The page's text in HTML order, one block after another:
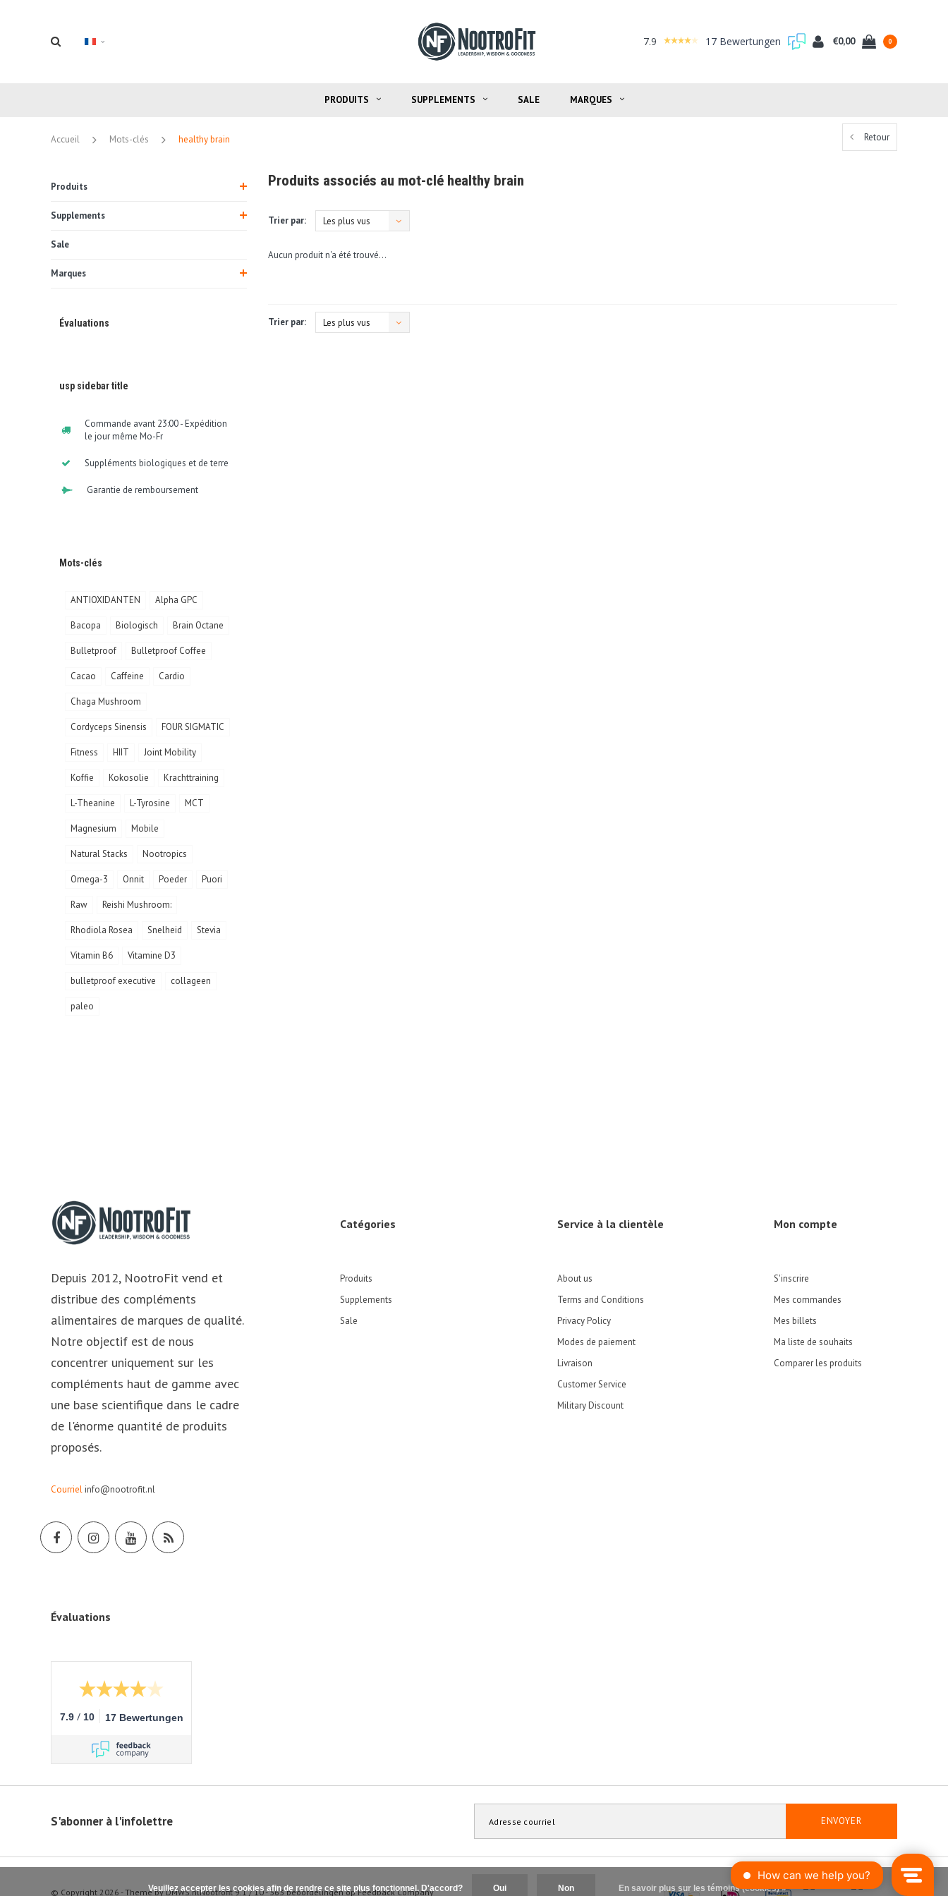
7.9 17 Bewertungen €0,00 0
PRODUITS SUPPLEMENTS SALE MARQUES
Accueil Mots-clés healthy brain Retour
Produits
Supplements
Sale
Marques
Évaluations
usp sidebar title
Commande avant 23:00 - Expédition
le jour même Mo-Fr
Suppléments biologiques et de terre
Garantie de remboursement
Mots-clés
ANTIOXIDANTEN Alpha GPC
Bacopa Biologisch Brain Octane
Bulletproof Bulletproof Coffee
Cacao Caffeine Cardio
Chaga Mushroom
Cordyceps Sinensis FOUR SIGMATIC
Fitness HIIT Joint Mobility
Koffie Kokosolie Krachttraining
L-Theanine L-Tyrosine MCT
Magnesium Mobile
Natural Stacks Nootropics
Omega-3 Onnit Poeder Puori
Raw Reishi Mushroom:
Rhodiola Rosea Snelheid Stevia
Vitamin B6 Vitamine D3
bulletproof executive collageen
paleo
Produits associés au mot-clé healthy brain
Trier par: Les plus vus
Aucun produit n'a été trouvé...
Trier par: Les plus vus
Depuis 2012, NootroFit vend et
distribue des compléments
alimentaires de marques de qualité.
Notre objectif est de nous
concentrer uniquement sur les
compléments haut de gamme avec
une base scientifique dans le cadre
de l'énorme quantité de produits
proposés.
Courrielinfo@nootrofit.nl
Catégories
Produits
Supplements
Sale
Service à la clientèle
About us
Terms and Conditions
Privacy Policy
Modes de paiement
Livraison
Customer Service
Military Discount
Mon compte
S'inscrire
Mes commandes
Mes billets
Ma liste de souhaits
Comparer les produits
Évaluations
7.9 / 10 17 Bewertungen
S'abonner à l'infolettre ENVOYER
© Copyright 2026 - Theme byDMWS.nlNootrofit 9.1/10 -363beoordelingen opFeedback Company
Veuillez accepter les cookies afin de rendre ce site plus fonctionnel. D'accord? Oui Non En savoir plus sur les témoins (cookies) »